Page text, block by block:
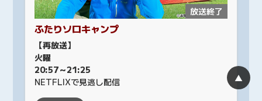
放送終了
ふたりソロキャンプ
【再放送】
火曜
20:57～21:25
NETFLIXで見逃し配信
▲